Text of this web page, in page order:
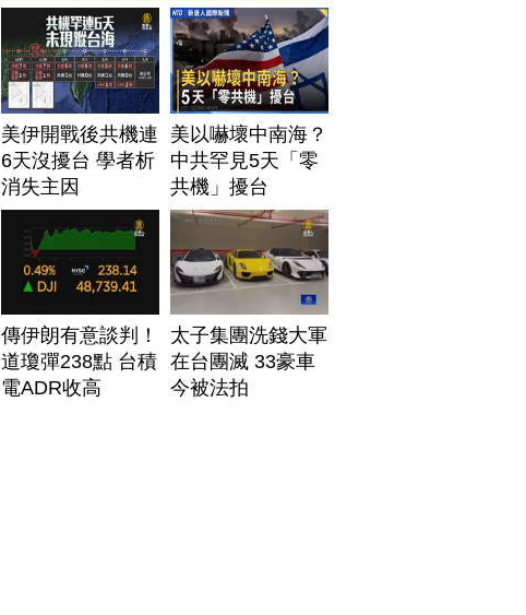
美伊開戰後共機連
6天沒擾台 學者析
消失主因
美以嚇壞中南海？
中共罕見5天「零
共機」擾台
傳伊朗有意談判！
道瓊彈238點 台積
電ADR收高
太子集團洗錢大軍
在台團滅 33豪車
今被法拍